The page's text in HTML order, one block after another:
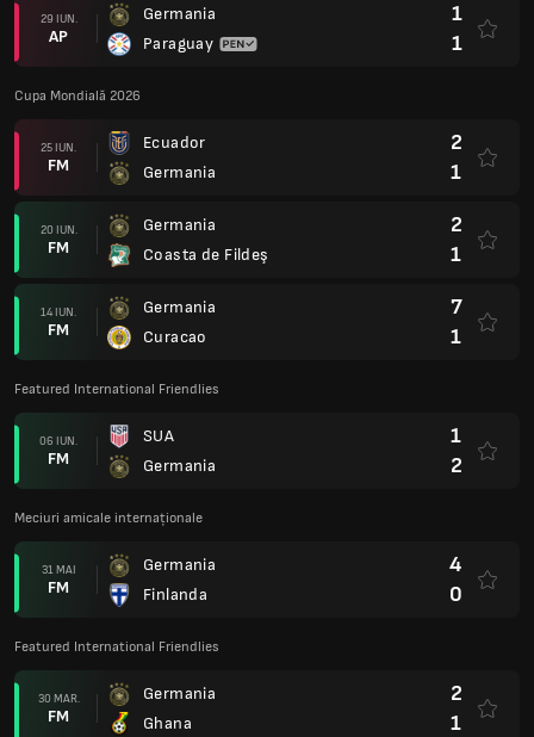
29 IUN.
AP
Germania
Paraguay
1
1
Cupa Mondială 2026
25 IUN.
FM
Ecuador
Germania
2
1
20 IUN.
FM
Germania
Coasta de Fildeş
2
1
14 IUN.
FM
Germania
Curacao
7
1
Featured International Friendlies
06 IUN.
FM
SUA
Germania
1
2
Meciuri amicale internaționale
31 MAI
FM
Germania
Finlanda
4
0
Featured International Friendlies
30 MAR.
FM
Germania
Ghana
2
1